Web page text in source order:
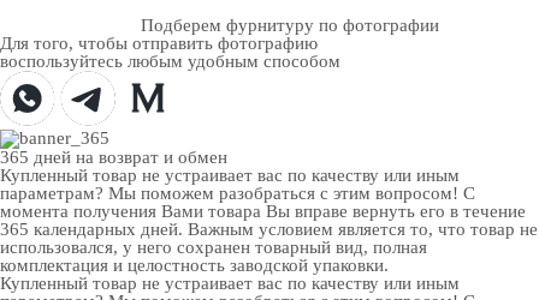
Подберем фурнитуру по фотографии
Для того, чтобы отправить фотографию
воспользуйтесь любым удобным способом
365 дней на возврат и обмен
Купленный товар не устраивает вас по качеству или иным
параметрам? Мы поможем разобраться с этим вопросом! С
момента получения Вами товара Вы вправе вернуть его в течение
365 календарных дней. Важным условием является то, что товар не
использовался, у него сохранен товарный вид, полная
комплектация и целостность заводской упаковки.
Купленный товар не устраивает вас по качеству или иным